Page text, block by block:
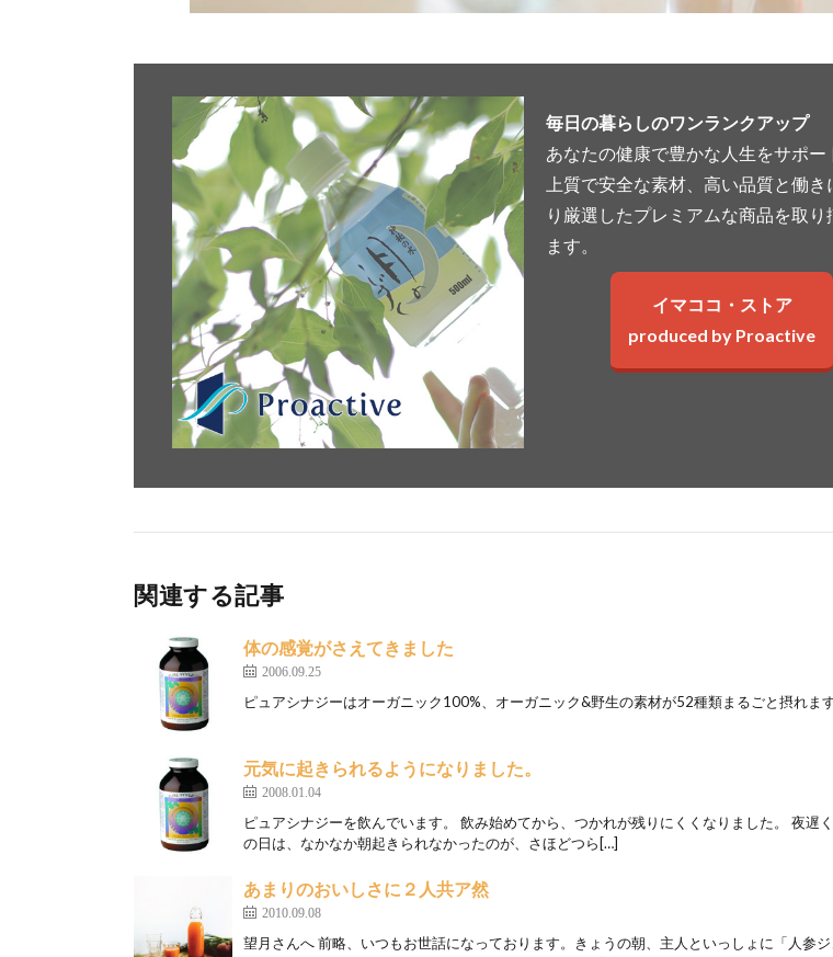
毎日の暮らしのワンランクアップ
あなたの健康で豊かな人生をサポー
上質で安全な素材、高い品質と働き
り厳選したプレミアムな商品を取り
ます。
イマココ・ストア
produced by Proactive
関連する記事
体の感覚がさえてきました
2006.09.25
ピュアシナジーはオーガニック100%、オーガニック&野生の素材が52種類まるごと摂れま
元気に起きられるようになりました。
2008.01.04
ピュアシナジーを飲んでいます。 飲み始めてから、つかれが残りにくくなりました。 夜遅
の日は、なかなか朝起きられなかったのが、さほどつら[…]
あまりのおいしさに２人共ア然
2010.09.08
望月さんへ 前略、いつもお世話になっております。きょうの朝、主人といっしょに「人参